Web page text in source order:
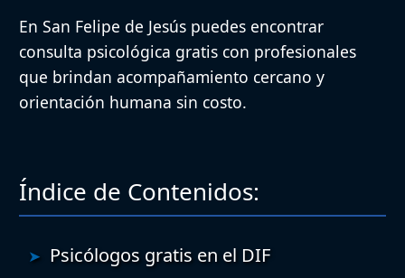
En San Felipe de Jesús puedes encontrar
consulta psicológica gratis con profesionales
que brindan acompañamiento cercano y
orientación humana sin costo.
Índice de Contenidos:
Psicólogos gratis en el DIF